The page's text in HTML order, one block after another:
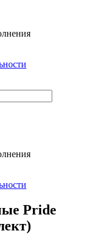
Pride